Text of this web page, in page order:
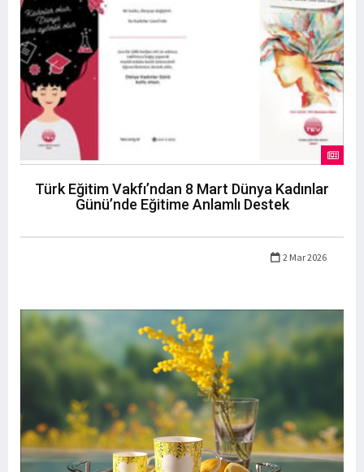
Türk Eğitim Vakfı’ndan 8 Mart Dünya Kadınlar
Günü’nde Eğitime Anlamlı Destek
2 Mar 2026